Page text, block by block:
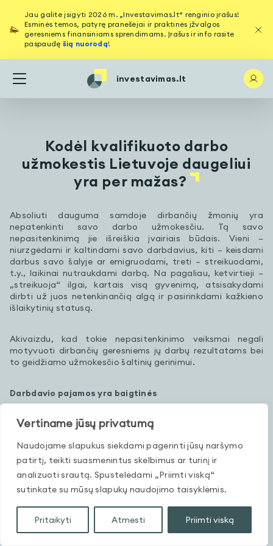
Vertiname jūsų privatumą
Naudojame slapukus siekdami pagerinti jūsų naršymo
patirtį, teikti suasmenintus skelbimus ar turinį ir
analizuoti srautą. Spustelėdami „Priimti viską“
sutinkate su mūsų slapukų naudojimo taisyklėmis.
Pritaikyti Atmesti Priimti viską
Jau galite įsigyti 2026 m. „Investavimas.lt“ renginio įrašus!
Esminės temos, patyrę pranešėjai ir praktinės įžvalgos
geresniems finansiniams sprendimams. Įrašus ir info rasite
paspaudę šią nuorodą!
investavimas.lt
Kodėl kvalifikuoto darbo
užmokestis Lietuvoje daugeliui
yra per mažas?
Absoliuti dauguma samdoje dirbančių žmonių yra
nepatenkinti savo darbo užmokesčiu. Tą savo
nepasitenkinimą jie išreiškia įvairiais būdais. Vieni –
niurzgėdami ir kaltindami savo darbdavius, kiti – keisdami
darbus savo šalyje ar emigruodami, treti – streikuodami,
t.y., laikinai nutraukdami darbą. Na pagaliau, ketvirtieji –
„streikuoja“ ilgai, kartais visą gyvenimą, atsisakydami
dirbti už juos netenkinančią algą ir pasirinkdami kažkieno
išlaikytinių statusą.
Akivaizdu, kad tokie nepasitenkinimo veiksmai negali
motyvuoti dirbančių geresniems jų darbų rezultatams bei
to geidžiamo užmokesčio šaltinių gerinimui.
Darbdavio pajamos yra baigtinės
Paradoksalu, bet tie besipiktinantieji yra įsitikinę, kad tuo jų
jo pareiga yra mokėti savo samdomiesiems tiek, kiek jie nori
(įsivaizduoja ar reikalauja). Jie nesuvokia, kad darbdavys
pats nesukuria to svajojamo darbo užmokesčio fondo.
Tuos pinigus jam būtina iš kažkur pasitelkti.
JAV pramoninkas Henris Fordas. Jis aiškino, kad
„darbdavys įmonėse atlieka tik finansinio tarpininko